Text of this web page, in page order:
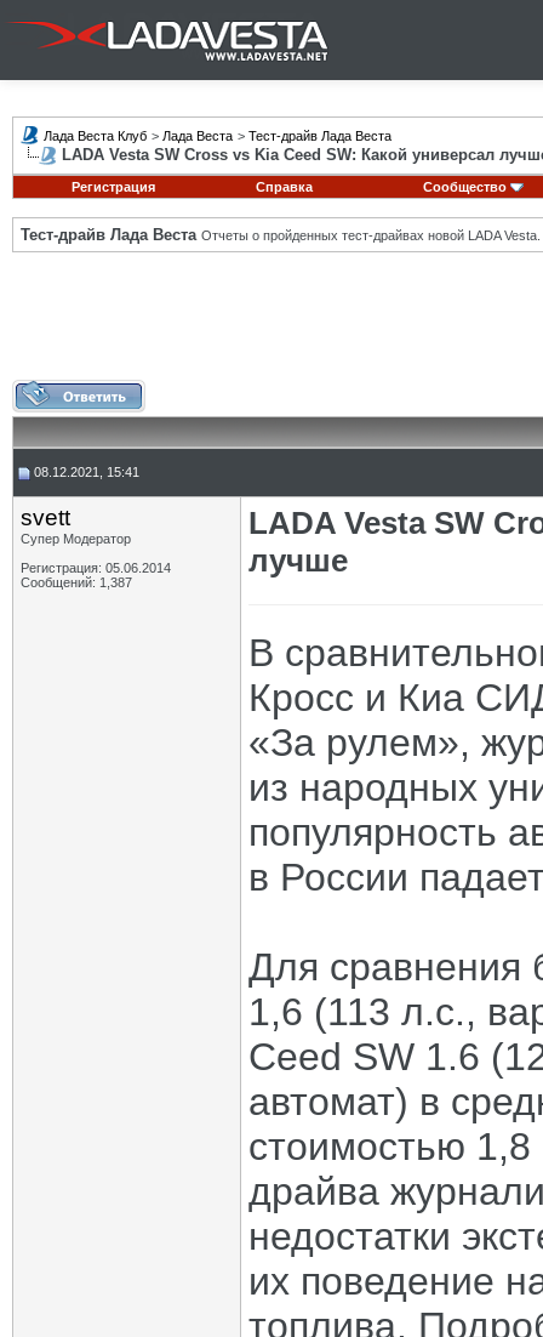
Лада Веста Клуб > Лада Веста > Тест-драйв Лада Веста
LADA Vesta SW Cross vs Kia Ceed SW: Какой универсал
Регистрация Справка Сообщество
Тест-драйв Лада Веста Отчеты о пройденных тест-драйвах новой LADA Vesta.
08.12.2021, 15:41
svett
Супер Модератор
Регистрация: 05.06.2014
Сообщений: 1,387
LADA Vesta SW
лучше
В
Кросс и Киа
«За рулем»,
из народных
популярность
в России
Для сравнения
1,6 (113 л.с.,
Ceed SW 1.6
автомат) в
стоимостью
драйва
недостатки
их поведение
топлива.